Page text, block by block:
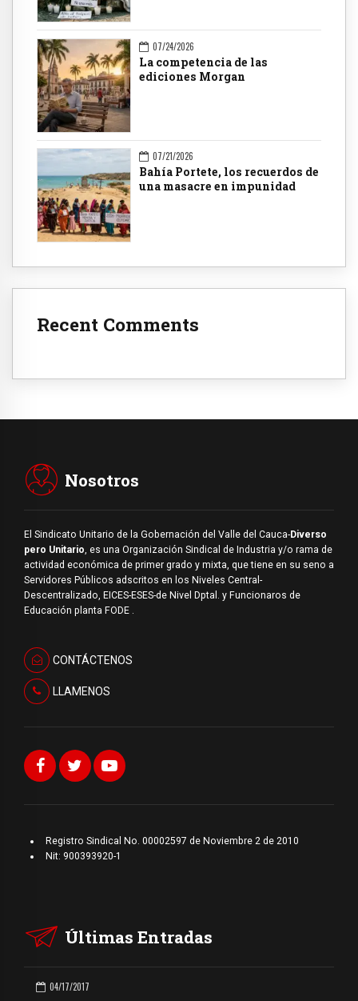
07/24/2026
La competencia de las
ediciones Morgan
07/21/2026
Bahía Portete, los recuerdos de
una masacre en impunidad
Recent Comments
Nosotros
El Sindicato Unitario de la Gobernación del Valle del Cauca-Diverso
pero Unitario, es una Organización Sindical de Industria y/o rama de
actividad económica de primer grado y mixta, que tiene en su seno a
Servidores Públicos adscritos en los Niveles Central-
Descentralizado, EICES-ESES-de Nivel Dptal. y Funcionaros de
Educación planta FODE .
CONTÁCTENOS
LLAMENOS
Registro Sindical No. 00002597 de Noviembre 2 de 2010
Nit: 900393920-1
Últimas Entradas
04/17/2017